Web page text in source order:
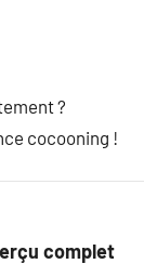
?
cocooning !
complet